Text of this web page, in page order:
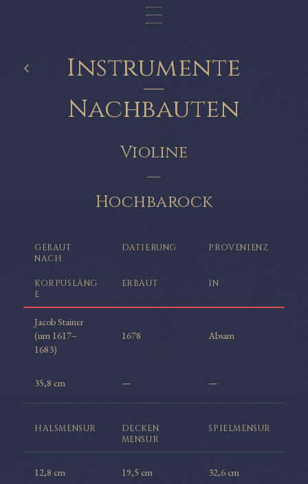
‹ Instrumente
—
Nachbauten
Violine
—
Hochbarock
GEBAUT
NACH
DATIERUNG PROVENIENZ
KORPUSLÄNG
E
ERBAUT IN
Jacob Stainer
(um 1617–
1683)
1678 Absam
35,8 cm — —
HALSMENSUR
DECKEN
MENSUR
SPIELMENSUR
12,8 cm 19,5 cm 32,6 cm